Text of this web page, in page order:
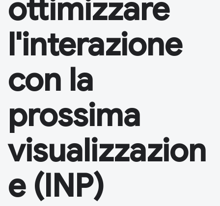
ottimizzare
l'interazione
con la
prossima
visualizzazion
e (INP)